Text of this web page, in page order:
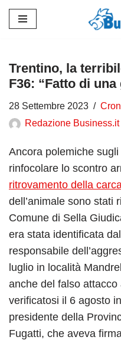
contenuto
Trentino, la
F36: “Fatto di
28 Settembre 2023
Redazione Business.it
Ancora polemiche sugli
rinfocolare lo scontro
ritrovamento della
dell’animale sono stati
Comune di Sella
era stata identificata
responsabile
luglio in località
anche del falso
verificatosi il 6 agosto
presidente della
Fugatti, che aveva